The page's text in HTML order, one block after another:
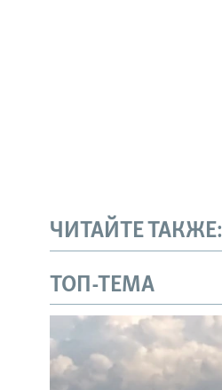
ЧИТАЙТЕ ТАКЖЕ:
ТОП-ТЕМА